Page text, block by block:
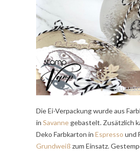
Die Ei-Verpackung wurde aus
in Savanne gebastelt. Zusätzlich
Deko Farbkarton in Espresso und
Grundweiß zum Einsatz.